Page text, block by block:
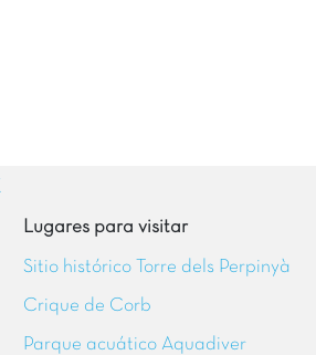
Lugares para visitar
Sitio histórico Torre dels Perpinyà
Crique de Corb
Parque acuático Aquadiver